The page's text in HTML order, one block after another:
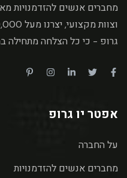
גרופ - כי כל הצלחה מתחילה
אפטר יו גרופ
על החברה
מחברים אנשים להזדמנויות